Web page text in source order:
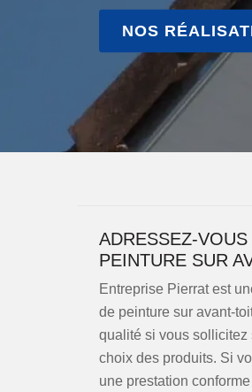
NOS
ADRESSEZ-
PEINTURE SUR
Entreprise Pierrat est
de peinture sur avant-
qualité si vous sollicitez
choix des produits. Si
une prestation